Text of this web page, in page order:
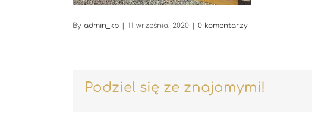
By admin_kp | 11 września, 2020 | 0 komentarzy
Podziel się ze znajomymi!